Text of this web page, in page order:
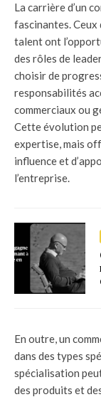
La carrière d’un
fascinantes.
talent ont
des rôles de
choisir de
responsabilités
commerciaux ou
Cette évolution
expertise, mais
influence et
l’entreprise.
En outre, un
dans des types
spécialisation
des produits et